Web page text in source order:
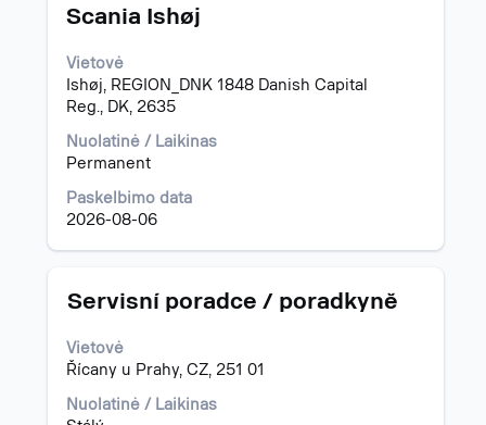
Scania Ishøj
Vietovė
Ishøj, REGION_DNK 1848 Danish Capital
Reg., DK, 2635
Nuolatinė / Laikinas
Permanent
Paskelbimo data
2026-08-06
visą
apie
pareigybę,
pasirinkite
spausdami
tarpo
Pavadinimas
Servisní poradce / poradkyně
Vietovė
Řícany u Prahy, CZ, 251 01
Nuolatinė / Laikinas
Norėdami
visą
informaciją
pareigybę,